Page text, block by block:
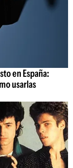
en España:
usarlas